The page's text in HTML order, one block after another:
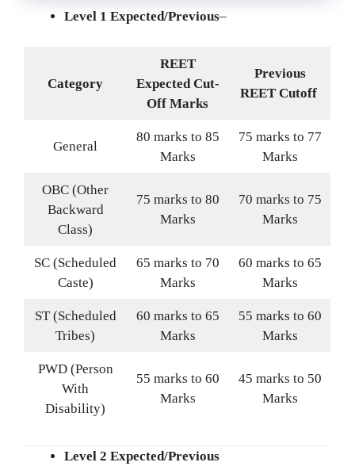
Level 1 Expected/Previous–
Category
REET
Expected Cut-
Off Marks
Previous
REET Cutoff
General
80 marks to 85
Marks
75 marks to 77
Marks
OBC (Other
Backward
Class)
75 marks to 80
Marks
70 marks to 75
Marks
SC (Scheduled
Caste)
65 marks to 70
Marks
60 marks to 65
Marks
ST (Scheduled
Tribes)
60 marks to 65
Marks
55 marks to 60
Marks
PWD (Person
With
Disability)
55 marks to 60
Marks
45 marks to 50
Marks
Level 2 Expected/Previous